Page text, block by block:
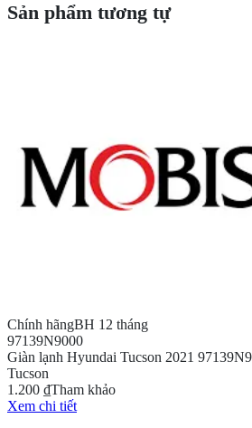
Sản phẩm tương tự
Chính hãngBH 12 tháng
97139N9000
Giàn lạnh Hyundai Tucson 2021
Tucson
1.200 ₫Tham khảo
Xem chi tiết